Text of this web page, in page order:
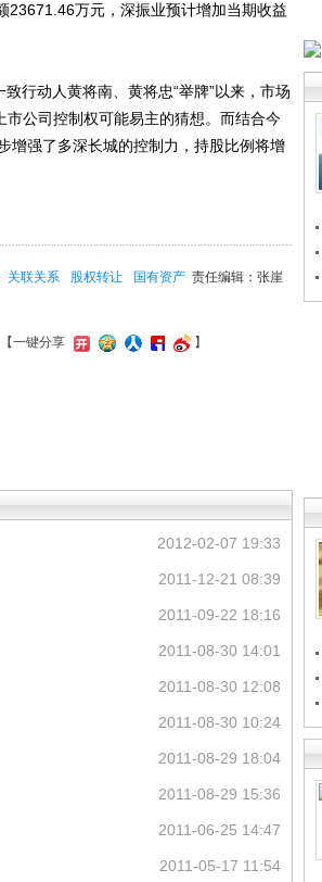
23671.46万元，深振业预计增加当期收益
动人黄将南、黄将忠“举牌”以来，市场
市公司控制权可能易主的猜想。而结合今
增强了多深长城的控制力，持股比例将增
责任编辑：张崖
关联关系 股权转让
国有资产
【一键分享 】
2012-02-07 19:33
2011-12-21 08:39
2011-09-22 18:16
2011-08-30 14:01
2011-08-30 12:08
2011-08-30 10:24
2011-08-29 18:04
2011-08-29 15:36
2011-06-25 14:47
2011-05-17 11:54